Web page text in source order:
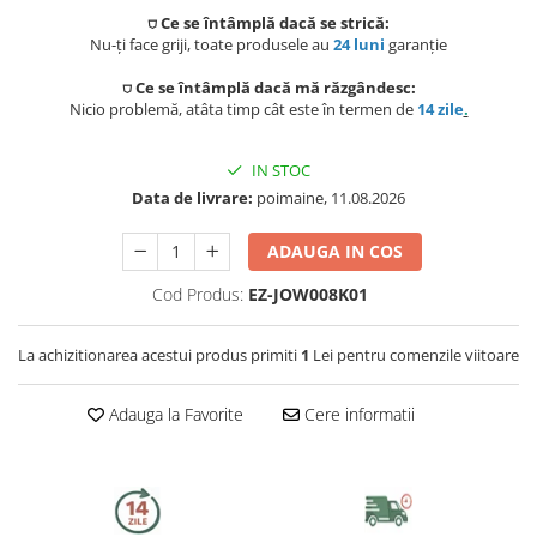
Ingrijire personala
Uscatoare de par
Perii de par electrice
Aparate de tuns & ras
Mobilier pentru baie
Scaune gradina si sezlonguri
Mese gradina
Piscine
Case de gradina
Corturi & articole camping
Fierbatoare
Fiare, statii & aparate de calcat cu
Accesorii aspiratoare
Sisteme de ventilatie
Ventilatoare
Robineti de trecere
Robineti si accesorii calorifere
Usi de vizitare
Scurgeri, sifoane, racorduri
Supape, reductoare, manometre,
Betoniere si Vibratoare beton
Unelte de vopsit si tencuit
Unelte pentru constructii
⛉ Ce se întâmplă dacă se strică:
Nu-ți face griji, toate produsele au 24 luni garanție
⛉ Ce se întâmplă dacă mă răzgândesc:
Nicio problemă, atâta timp cât este în termen de 14 zile.
IN STOC
Data de livrare: poimaine, 11.08.2026
ADAUGA IN COS
Cod Produs: EZ-JOW008K01
La achizitionarea acestui produs primiti 1 Lei pentru comenzile viitoare
Adauga la Favorite Cere informatii